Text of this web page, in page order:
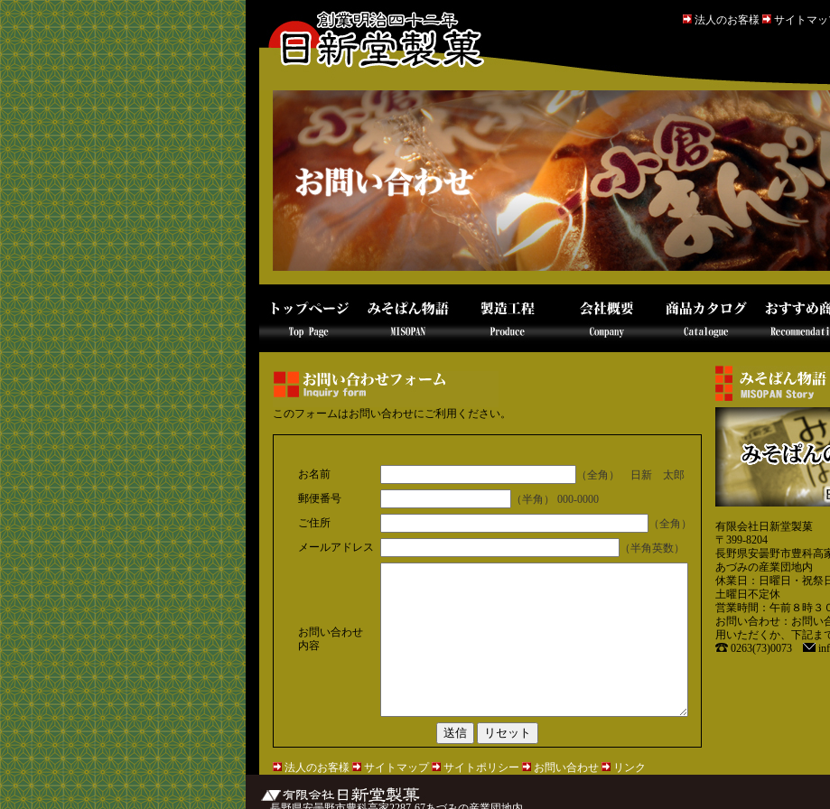
法人のお客様 サイトマ
このフォームはお問い合わせにご利用ください。
お名前
（全角） 日新 太郎
郵便番号
（半角） 000-0000
ご住所
（全角）
メールアドレス
（半角英数）
お問い合わせ
内容
有限会社日新堂製菓
〒399-8204
長野県安曇野市豊科高
あづみの産業団地内
休業日：日曜日・祝祭
土曜日不定休
営業時間：午前８時３
お問い合わせ：お問い
用いただくか、下記ま
0263(73)0073
法人のお客様 サイトマップ サイトポリシー お問い合わせ リンク